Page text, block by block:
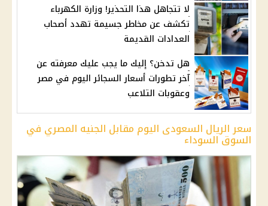
لا تتجاهل هذا التحذير! وزارة الكهرباء
تكشف عن مخاطر جسيمة تهدد أصحاب
العدادات القديمة
هل تدخن؟ إليك ما يجب عليك معرفته عن
آخر تطورات أسعار السجائر اليوم في مصر
وعقوبات التلاعب
سعر الريال السعودى اليوم مقابل الجنيه المصري في
السوق السوداء